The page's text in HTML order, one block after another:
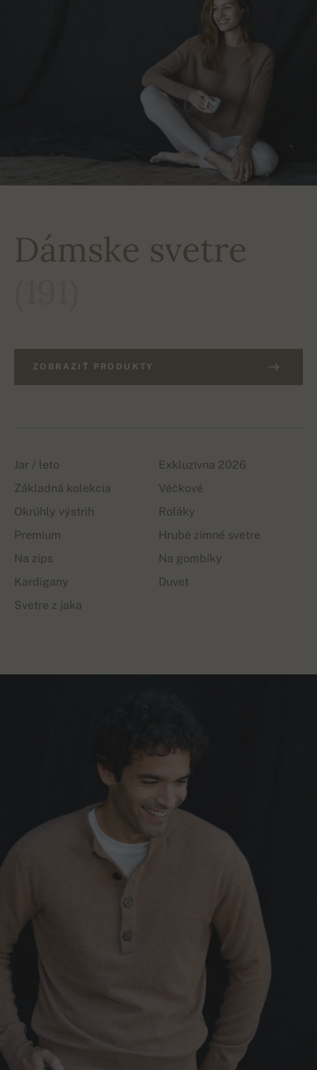
Dámske svetre
ZOBRAZIŤ PRODUKTY
Jar / leto
Exkluzívna 2026
Základná kolekcia
Véčkové
Okrúhly výstrih
Roláky
Premium
Hrubé zimné svetre
Na zips
Na gombíky
Kardigany
Duvet
Svetre z jaka